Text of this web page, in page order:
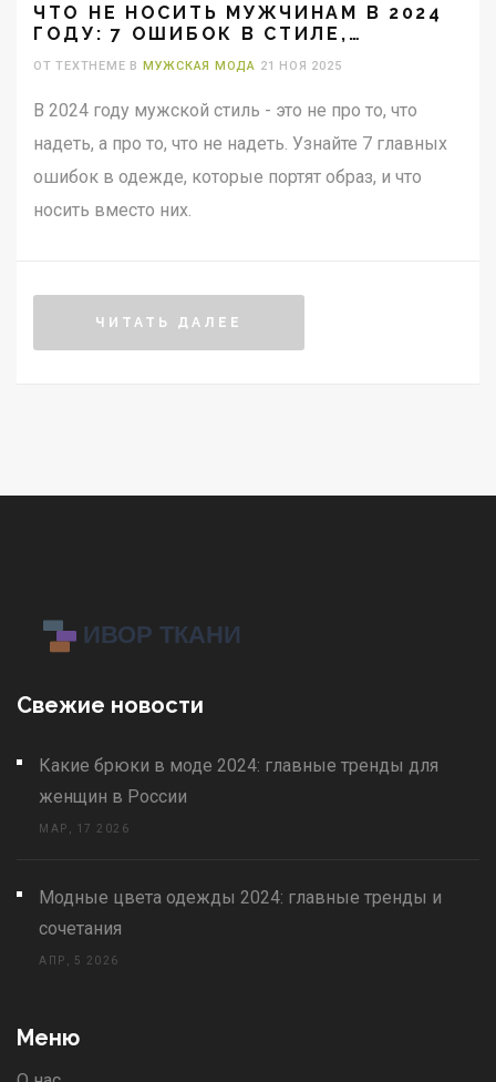
ЧТО НЕ НОСИТЬ МУЖЧИНАМ В 2024
ГОДУ: 7 ОШИБОК В СТИЛЕ,
ОТ TEXTHEME В МУЖСКАЯ МОДА 21 НОЯ 2025
В 2024 году мужской стиль - это не про то, что
надеть, а про то, что не надеть. Узнайте 7 главных
ошибок в одежде, которые портят образ, и что
носить вместо них.
ЧИТАТЬ ДАЛЕЕ
Свежие новости
Какие брюки в моде 2024: главные тренды для
женщин в России
МАР, 17 2026
Модные цвета одежды 2024: главные тренды и
сочетания
АПР, 5 2026
Меню